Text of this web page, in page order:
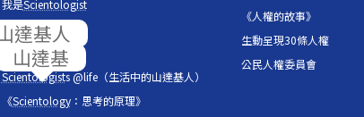
我是Scientologist
紀錄片展示櫃
躍動的音符
Scientologists @life（生活中的山達基人）
《Scientology：思考的原理》
《人權的故事》
生動呈現30條人權
公民人權委員會